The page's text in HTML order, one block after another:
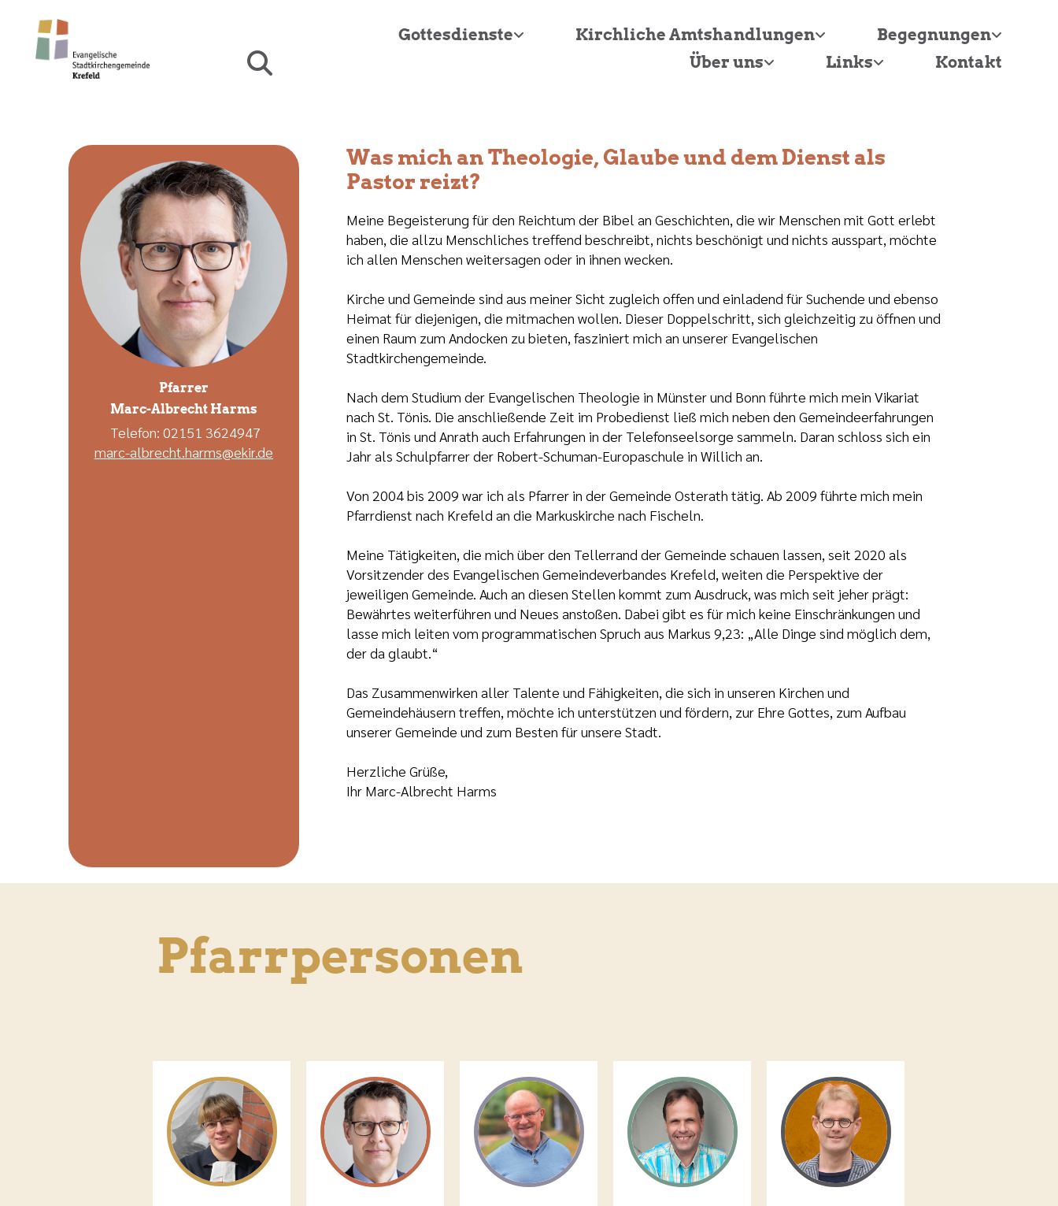
Gottesdienste Kirchliche Amtshandlungen
Begegnungen
Über uns
Links Kontakt
Pfarrer
Marc-Albrecht Harms
Telefon: 02151 3624947
marc-albrecht.harms@ekir.de
Was mich an Theologie, Glaube und dem Dienst als
Pastor reizt?
Meine Begeisterung für den Reichtum der Bibel an Geschichten, die wir Menschen mit Gott erlebt
haben, die allzu Menschliches treffend beschreibt, nichts beschönigt und nichts ausspart, möchte
ich allen Menschen weitersagen oder in ihnen wecken.
Kirche und Gemeinde sind aus meiner Sicht zugleich offen und einladend für Suchende und ebenso
Heimat für diejenigen, die mitmachen wollen. Dieser Doppelschritt, sich gleichzeitig zu öffnen und
einen Raum zum Andocken zu bieten, fasziniert mich an unserer Evangelischen
Stadtkirchengemeinde.
Nach dem Studium der Evangelischen Theologie in Münster und Bonn führte mich mein Vikariat
nach St. Tönis. Die anschließende Zeit im Probedienst ließ mich neben den Gemeindeerfahrungen
in St. Tönis und Anrath auch Erfahrungen in der Telefonseelsorge sammeln. Daran schloss sich ein
Jahr als Schulpfarrer der Robert-Schuman-Europaschule in Willich an.
Von 2004 bis 2009 war ich als Pfarrer in der Gemeinde Osterath tätig. Ab 2009 führte mich mein
Pfarrdienst nach Krefeld an die Markuskirche nach Fischeln.
Meine Tätigkeiten, die mich über den Tellerrand der Gemeinde schauen lassen, seit 2020 als
Vorsitzender des Evangelischen Gemeindeverbandes Krefeld, weiten die Perspektive der
jeweiligen Gemeinde. Auch an diesen Stellen kommt zum Ausdruck, was mich seit jeher prägt:
Bewährtes weiterführen und Neues anstoßen. Dabei gibt es für mich keine Einschränkungen und
lasse mich leiten vom programmatischen Spruch aus Markus 9,23: „Alle Dinge sind möglich dem,
der da glaubt.“
Das Zusammenwirken aller Talente und Fähigkeiten, die sich in unseren Kirchen und
Gemeindehäusern treffen, möchte ich unterstützen und fördern, zur Ehre Gottes, zum Aufbau
unserer Gemeinde und zum Besten für unsere Stadt.
Herzliche Grüße,
Ihr Marc-Albrecht Harms
Pfarrpersonen